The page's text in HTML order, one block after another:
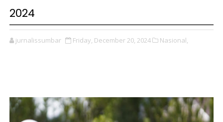
2024
jurnalissumbar Friday, December 20, 2024 Nasional,